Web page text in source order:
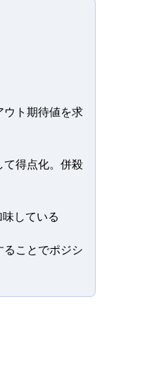
ト期待値を求
得点化。併殺
している
ことでポジシ